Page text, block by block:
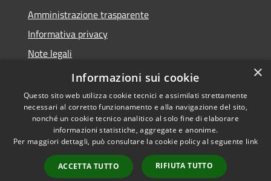
Amministrazione trasparente
Informativa privacy
Note legali
Dichiarazione di accessibilità
Accessibilità
Copyright © 2026 • Comune di
Ospedaletto Euganeo •
Powered byMunicipium
Accesso redazione
×
Informazioni sui cookie
Questo sito web utilizza cookie tecnici e assimilati strettamente
necessari al corretto funzionamento e alla navigazione del sito,
nonché un cookie tecnico analitico al solo fine di elaborare
informazioni statistiche, aggregate e anonime.
Per maggiori dettagli, può consultare la cookie policy al seguente link
ACCETTA TUTTO RIFIUTA TUTTO